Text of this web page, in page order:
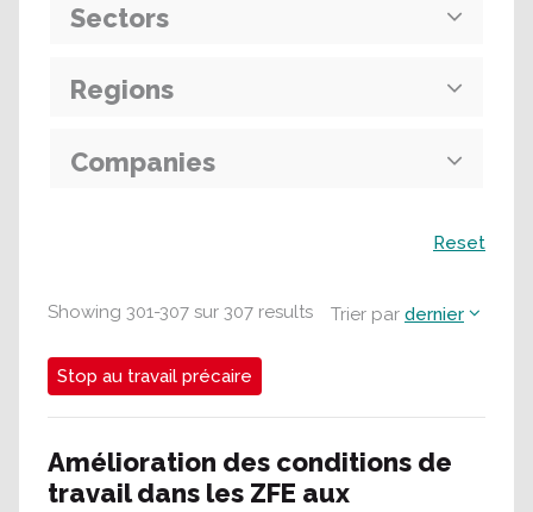
Showing 301-307 sur 307 results Trier par dernier
Stop au travail précaire
Amélioration des conditions de
travail dans les ZFE aux
Sectors
Regions
Companies
Reset